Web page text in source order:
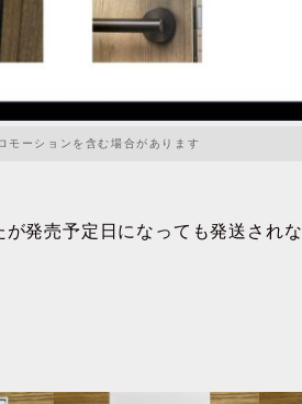
モーションを含む場合があります
発売予定日になっても発送され